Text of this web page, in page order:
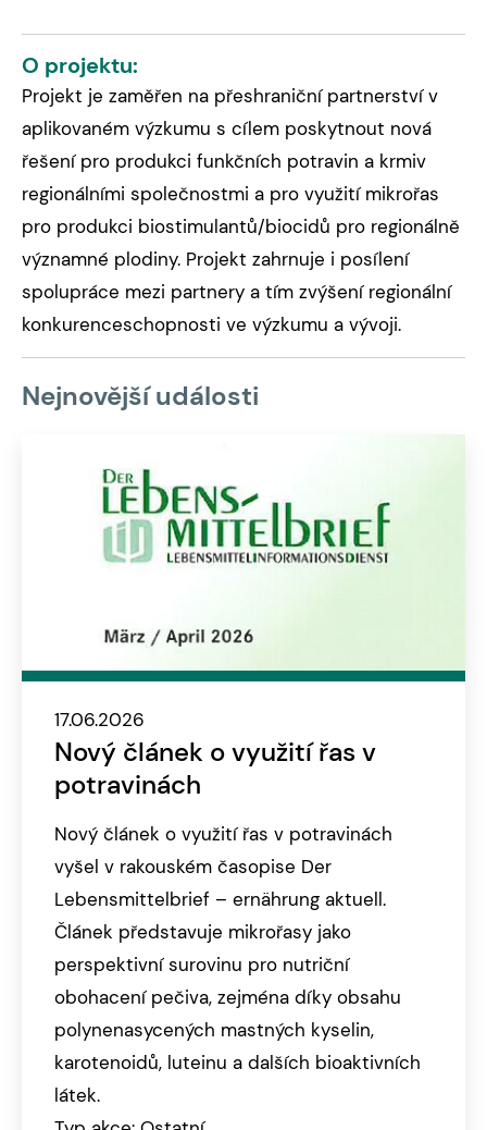
O projektu:
Projekt je zaměřen na přeshraniční partnerství v
aplikovaném výzkumu s cílem poskytnout nová
řešení pro produkci funkčních potravin a krmiv
regionálními společnostmi a pro využití mikrořas
pro produkci biostimulantů/biocidů pro regionálně
významné plodiny. Projekt zahrnuje i posílení
spolupráce mezi partnery a tím zvýšení regionální
konkurenceschopnosti ve výzkumu a vývoji.
Nejnovější události
17.06.2026
Nový článek o využití řas v
potravinách
Nový článek o využití řas v potravinách
vyšel v rakouském časopise Der
Lebensmittelbrief – ernährung aktuell.
Článek představuje mikrořasy jako
perspektivní surovinu pro nutriční
obohacení pečiva, zejména díky obsahu
polynenasycených mastných kyselin,
karotenoidů, luteinu a dalších bioaktivních
látek.